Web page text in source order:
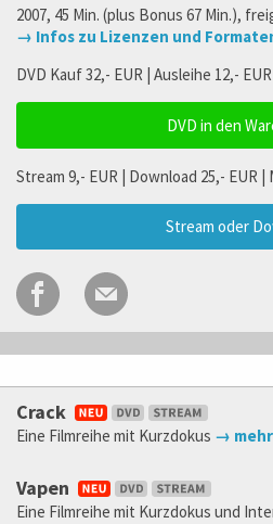
2007, 45 Min. (plus Bonus 67 Min.),
→ Infos zu Lizenzen und
DVD Kauf 32,- EUR | Ausleihe 12,-
DVD in den
Stream 9,- EUR | Download 25,- EUR
Stream oder
Crack
Eine Filmreihe mit Kurzdokus →
Vapen
Eine Filmreihe mit Kurzdokus und